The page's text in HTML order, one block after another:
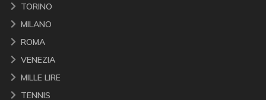
TORINO
MILANO
ROMA
VENEZIA
MILLE LIRE
TENNIS